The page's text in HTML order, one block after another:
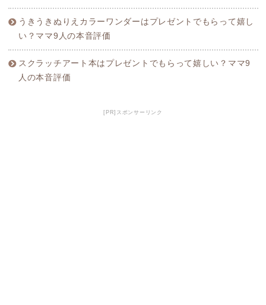
うきうきぬりえカラーワンダーはプレゼントでもらって嬉し
い？ママ9人の本音評価
スクラッチアート本はプレゼントでもらって嬉しい？ママ9
人の本音評価
[PR]スポンサーリンク